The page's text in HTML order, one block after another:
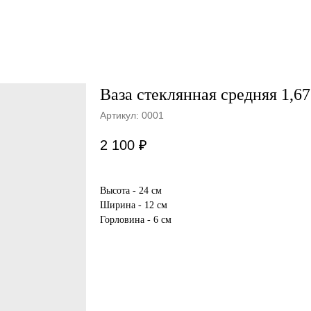
Ваза стеклянная средняя
Артикул: 0001
2 100 ₽
Высота - 24 см
Ширина - 12 см
Горловина - 6 см